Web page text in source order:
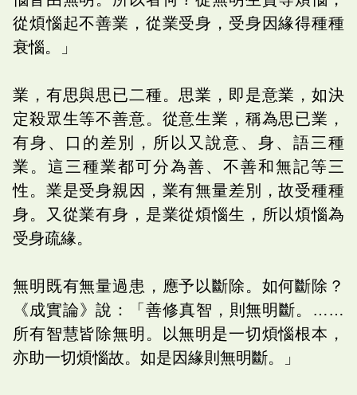
從煩惱起不善業，從業受身，受身因緣得種種
衰惱。」
業，有思與思已二種。思業，即是意業，如決
定殺眾生等不善意。從意生業，稱為思已業，
有身、口的差別，所以又說意、身、語三種
業。這三種業都可分為善、不善和無記等三
性。業是受身親因，業有無量差別，故受種種
身。又從業有身，是業從煩惱生，所以煩惱為
受身疏緣。
無明既有無量過患，應予以斷除。如何斷除？
《成實論》說：「善修真智，則無明斷。……
所有智慧皆除無明。以無明是一切煩惱根本，
亦助一切煩惱故。如是因緣則無明斷。」